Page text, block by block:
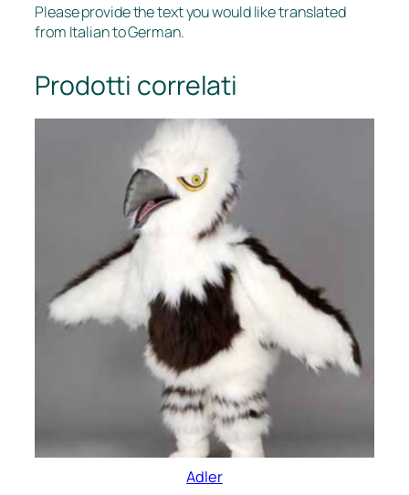
Please provide the text you would like translated
from Italian to German.
Prodotti correlati
Adler